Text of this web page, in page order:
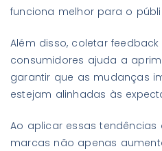
funciona melhor para o
Além disso, coletar
consumidores ajuda a
garantir que as mudanças
estejam alinhadas às
Ao aplicar essas
marcas não apenas